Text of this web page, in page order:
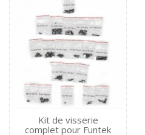
Kit de visserie
complet pour Funtek